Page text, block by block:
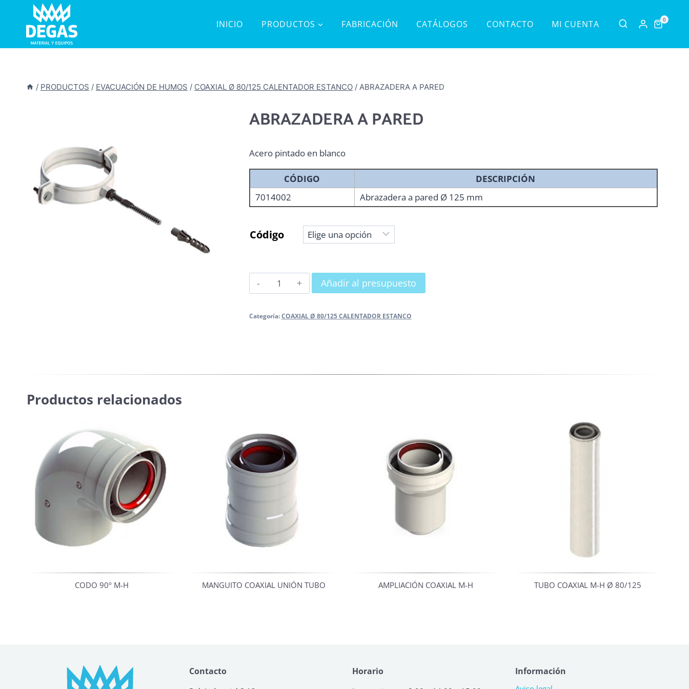
contenido
INICIO PRODUCTOS FABRICACIÓN CATÁLOGOS CONTACTO MI CUENTA 0
/ PRODUCTOS / EVACUACIÓN DE HUMOS / COAXIAL Ø 80/125 CALENTADOR ESTANCO / ABRAZADERA A PARED
ABRAZADERA A PARED
Acero pintado en blanco
CÓDIGO
DESCRIPCIÓN
7014002
Abrazadera a pared Ø 125 mm
Código
ABRAZADERA
A
cantidad
Añadir al presupuesto
Categoría:COAXIAL Ø 80/125 CALENTADOR ESTANCO
Productos relacionados
CODO 90º M-H MANGUITO COAXIAL UNIÓN TUBO AMPLIACIÓN COAXIAL M-H TUBO COAXIAL M-H Ø 80/125
Contacto Horario Información